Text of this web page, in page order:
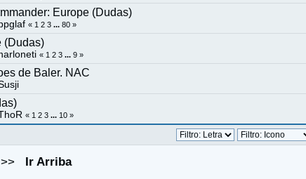
Europe (Dudas)
« 1 2 3 ...80 »
(Dudas)
« 1 2 3 ...9 »
de Baler. NAC
« 1 2 3 ... 10 »
>> Ir Arriba